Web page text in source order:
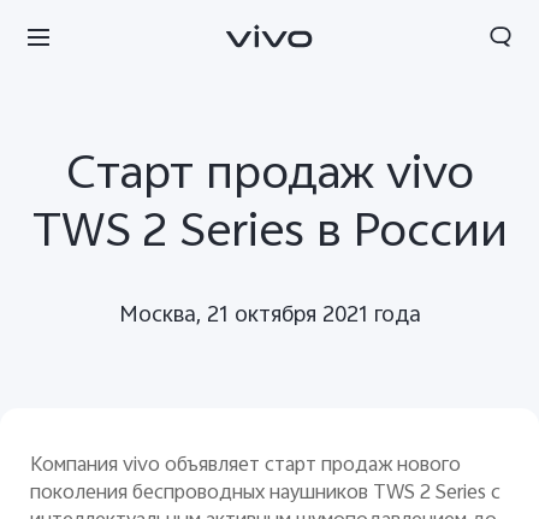
Старт продаж vivo
TWS 2 Series в России
Москва, 21 октября 2021 года
Компанияvivo объявляет старт продаж нового
поколения беспроводных наушников TWS 2 Series с